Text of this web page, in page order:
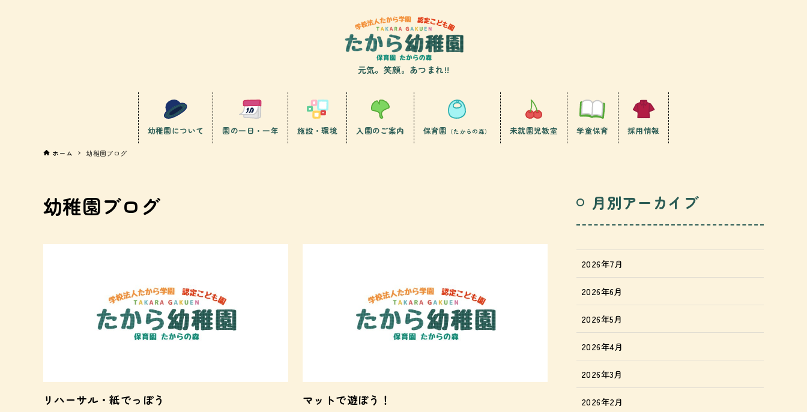
元気。笑顔。あつまれ!!
幼稚園について 園の一日・一年 施設・環境 入園のご案内 保育園 （たからの森） 未就園児教室 学童保育 採用情報
ホーム 幼稚園ブログ
幼稚園ブログ
リハーサル・紙でっぽう マットで遊ぼう！
月別アーカイブ
2026年7月
2026年6月
2026年5月
2026年4月
2026年3月
2026年2月